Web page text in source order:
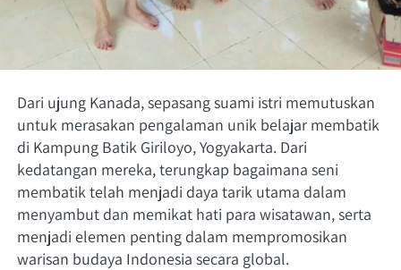
Dari ujung Kanada, sepasang suami istri memutuskan
untuk merasakan pengalaman unik belajar membatik
di Kampung Batik Giriloyo, Yogyakarta. Dari
kedatangan mereka, terungkap bagaimana seni
membatik telah menjadi daya tarik utama dalam
menyambut dan memikat hati para wisatawan, serta
menjadi elemen penting dalam mempromosikan
warisan budaya Indonesia secara global.